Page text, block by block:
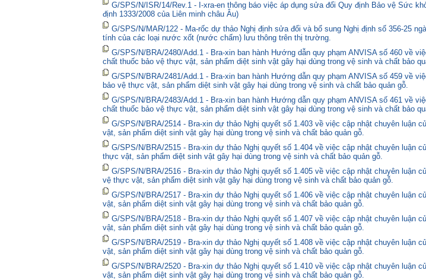
G/SPS/N/ISR/14/Rev.1 - I-xra-en thông báo việc áp dụng sửa đổi Quy định Bảo vệ Sức
định 1333/2008 của Liên minh châu Âu)
G/SPS/N/MAR/122 - Ma-rốc dự thảo Nghị định sửa đổi và bổ sung Nghị định số 356-25
tính của các loại nước xốt (nước chấm) lưu thông trên thị trường.
G/SPS/N/BRA/2480/Add.1 - Bra-xin ban hành Hướng dẫn quy phạm ANVISA số 460 về
chất thuốc bảo vệ thực vật, sản phẩm diệt sinh vật gây hại dùng trong vệ sinh và chất bảo
G/SPS/N/BRA/2481/Add.1 - Bra-xin ban hành Hướng dẫn quy phạm ANVISA số 459 về
bảo vệ thực vật, sản phẩm diệt sinh vật gây hại dùng trong vệ sinh và chất bảo quản gỗ.
G/SPS/N/BRA/2483/Add.1 - Bra-xin ban hành Hướng dẫn quy phạm ANVISA số 461 về
chất thuốc bảo vệ thực vật, sản phẩm diệt sinh vật gây hại dùng trong vệ sinh và chất bảo
G/SPS/N/BRA/2514 - Bra-xin dự thảo Nghị quyết số 1.403 về việc cập nhật chuyên luận
vật, sản phẩm diệt sinh vật gây hại dùng trong vệ sinh và chất bảo quản gỗ.
G/SPS/N/BRA/2515 - Bra-xin dự thảo Nghị quyết số 1.404 về việc cập nhật chuyên luận
thực vật, sản phẩm diệt sinh vật gây hại dùng trong vệ sinh và chất bảo quản gỗ.
G/SPS/N/BRA/2516 - Bra-xin dự thảo Nghị quyết số 1.405 về việc cập nhật chuyên luận
vệ thực vật, sản phẩm diệt sinh vật gây hại dùng trong vệ sinh và chất bảo quản gỗ.
G/SPS/N/BRA/2517 - Bra-xin dự thảo Nghị quyết số 1.406 về việc cập nhật chuyên luận
vật, sản phẩm diệt sinh vật gây hại dùng trong vệ sinh và chất bảo quản gỗ.
G/SPS/N/BRA/2518 - Bra-xin dự thảo Nghị quyết số 1.407 về việc cập nhật chuyên luận
vật, sản phẩm diệt sinh vật gây hại dùng trong vệ sinh và chất bảo quản gỗ.
G/SPS/N/BRA/2519 - Bra-xin dự thảo Nghị quyết số 1.408 về việc cập nhật chuyên luận
vật, sản phẩm diệt sinh vật gây hại dùng trong vệ sinh và chất bảo quản gỗ.
G/SPS/N/BRA/2520 - Bra-xin dự thảo Nghị quyết số 1.410 về việc cập nhật chuyên luận
vật, sản phẩm diệt sinh vật gây hại dùng trong vệ sinh và chất bảo quản gỗ.